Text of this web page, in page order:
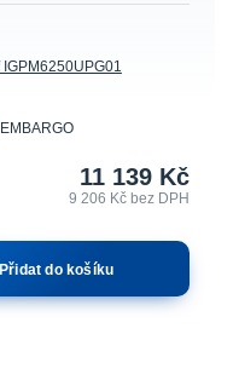
11 139 Kč
9 206 Kč bez DPH
Přidat do košíku